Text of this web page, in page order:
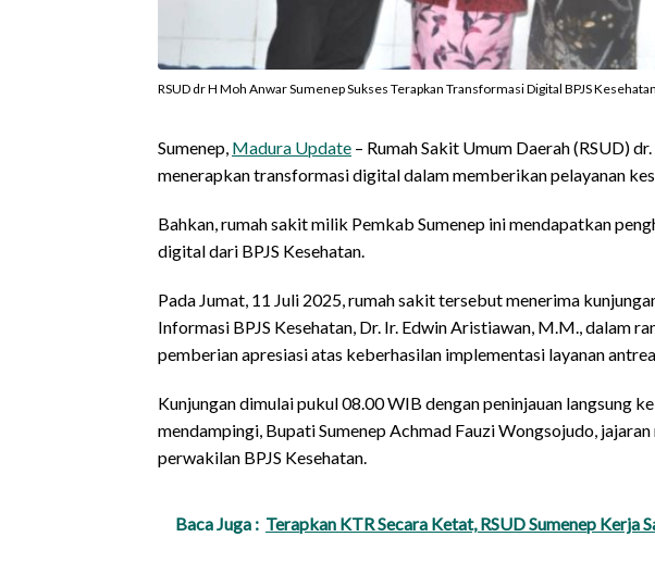
RSUD dr H Moh Anwar Sumenep Sukses Terapkan Transformasi Digital BPJS Kesehatan
Sumenep, Madura Update – Rumah Sakit Umum Daerah (RSUD)
menerapkan transformasi digital dalam memberikan pelayanan
Bahkan, rumah sakit milik Pemkab Sumenep ini mendapatkan
digital dari BPJS Kesehatan.
Pada Jumat, 11 Juli 2025, rumah sakit tersebut menerima
Informasi BPJS Kesehatan, Dr. Ir. Edwin Aristiawan, M.M., dalam
pemberian apresiasi atas keberhasilan implementasi layanan
Kunjungan dimulai pukul 08.00 WIB dengan peninjauan langsung
mendampingi, Bupati Sumenep Achmad Fauzi Wongsojudo, jajaran
perwakilan BPJS Kesehatan.
Baca Juga : Terapkan KTR Secara Ketat, RSUD Sumenep Kerja